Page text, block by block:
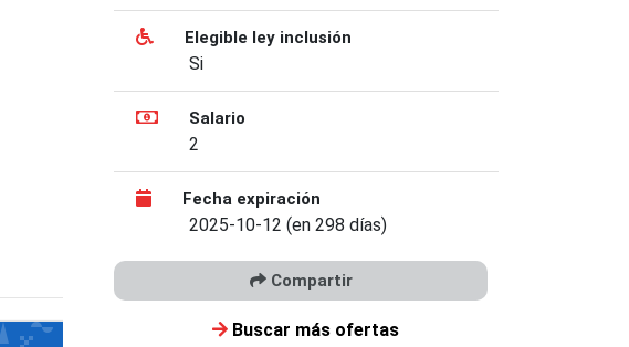
Elegible ley inclusión
Si
Salario
2
Fecha expiración
2025-10-12 (en 298 días)
Compartir
Buscar más ofertas